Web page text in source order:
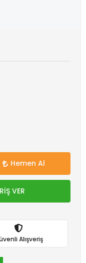
Hemen Al
VER
Alışveriş